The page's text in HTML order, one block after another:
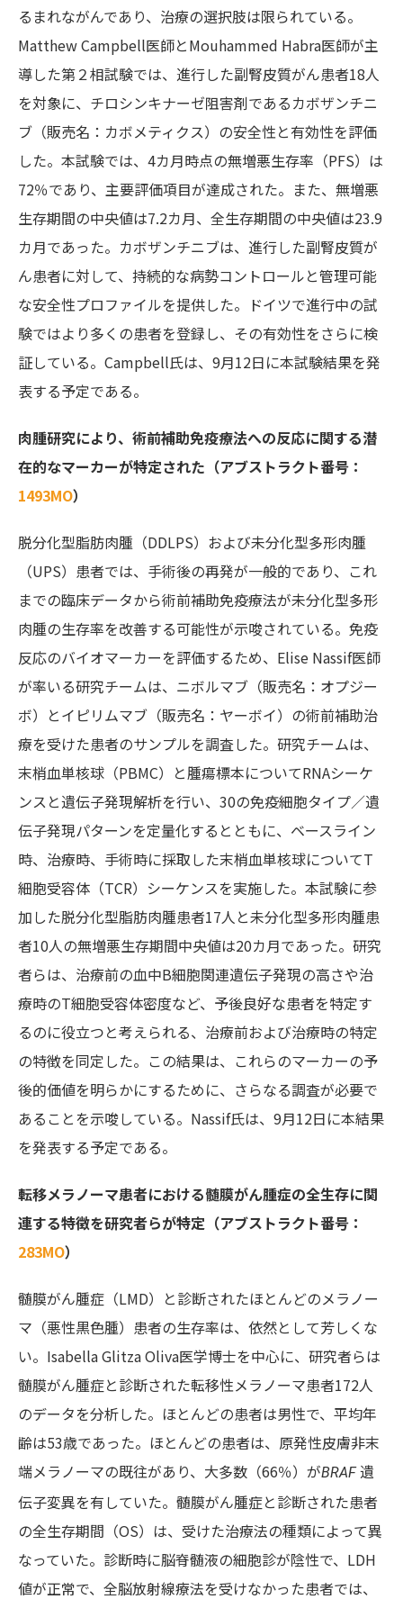
るまれながんであり、治療の選択肢は限られている。
Matthew Campbell医師とMouhammed Habra医師が主
導した第２相試験では、進行した副腎皮質がん患者18人
を対象に、チロシンキナーゼ阻害剤であるカボザンチニ
ブ（販売名：カボメティクス）の安全性と有効性を評価
した。本試験では、4カ月時点の無増悪生存率（PFS）は
72％であり、主要評価項目が達成された。また、無増悪
生存期間の中央値は7.2カ月、全生存期間の中央値は23.9
カ月であった。カボザンチニブは、進行した副腎皮質が
ん患者に対して、持続的な病勢コントロールと管理可能
な安全性プロファイルを提供した。ドイツで進行中の試
験ではより多くの患者を登録し、その有効性をさらに検
証している。Campbell氏は、9月12日に本試験結果を発
表する予定である。
肉腫研究により、術前補助免疫療法への反応に関する潜
在的なマーカーが特定された（アブストラクト番号：
1493MO）
脱分化型脂肪肉腫（DDLPS）および未分化型多形肉腫
（UPS）患者では、手術後の再発が一般的であり、 これ
までの臨床データから術前補助免疫療法が未分化型多形
肉腫の生存率を改善する可能性が示唆されている。免疫
反応のバイオマーカーを評価するため、Elise Nassif医師
が率いる研究チームは、ニボルマブ（販売名：オプジー
ボ）とイピリムマブ（販売名：ヤーボイ）の術前補助治
療を受けた患者のサンプルを調査した。研究チームは、
末梢血単核球（PBMC）と腫瘍標本についてRNAシーケ
ンスと遺伝子発現解析を行い、30の免疫細胞タイプ／遺
伝子発現パターンを定量化するとともに、ベースライン
時、治療時、手術時に採取した末梢血単核球についてT
細胞受容体（TCR）シーケンスを実施した。本試験に参
加した脱分化型脂肪肉腫患者17人と未分化型多形肉腫患
者10人の無増悪生存期間中央値は20カ月であった。研究
者らは、治療前の血中B細胞関連遺伝子発現の高さや治
療時のT細胞受容体密度など、予後良好な患者を特定す
るのに役立つと考えられる、治療前および治療時の特定
の特徴を同定した。この結果は、これらのマーカーの予
後的価値を明らかにするために、さらなる調査が必要で
あることを示唆している。Nassif氏は、9月12日に本結果
を発表する予定である。
転移メラノーマ患者における髄膜がん腫症の全生存に関
連する特徴を研究者らが特定（アブストラクト番号：
283MO）
髄膜がん腫症（LMD）と診断されたほとんどのメラノー
マ（悪性黒色腫）患者の生存率は、依然として芳しくな
い。 Isabella Glitza Oliva医学博士を中心に、研究者らは
髄膜がん腫症と診断された転移性メラノーマ患者172人
のデータを分析した。ほとんどの患者は男性で、平均年
齢は53歳であった。ほとんどの患者は、原発性皮膚非末
端メラノーマの既往があり、大多数（66％）がBRAF遺
伝子変異を有していた。髄膜がん腫症と診断された患者
の全生存期間（OS）は、受けた治療法の種類によって異
なっていた。診断時に脳脊髄液の細胞診が陰性で、LDH
値が正常で、全脳放射線療法を受けなかった患者では、